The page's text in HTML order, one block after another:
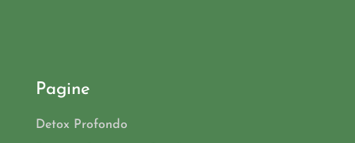
Pagine
Detox Profondo